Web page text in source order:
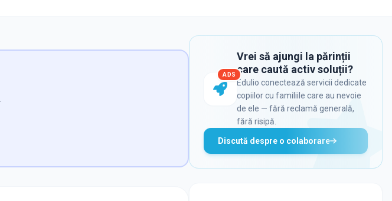
ADS
Vrei să ajungi la părinții
care caută activ soluții?
Edulio conectează servicii dedicate
copiilor cu familiile care au nevoie
de ele — fără reclamă generală,
fără risipă.
Discută despre o colaborare